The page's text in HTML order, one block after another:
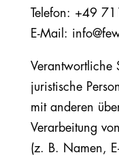
Telefon: +49
E-Mail:
Verantwortliche
juristische
mit anderen
Verarbeitung
(z. B. Namen,